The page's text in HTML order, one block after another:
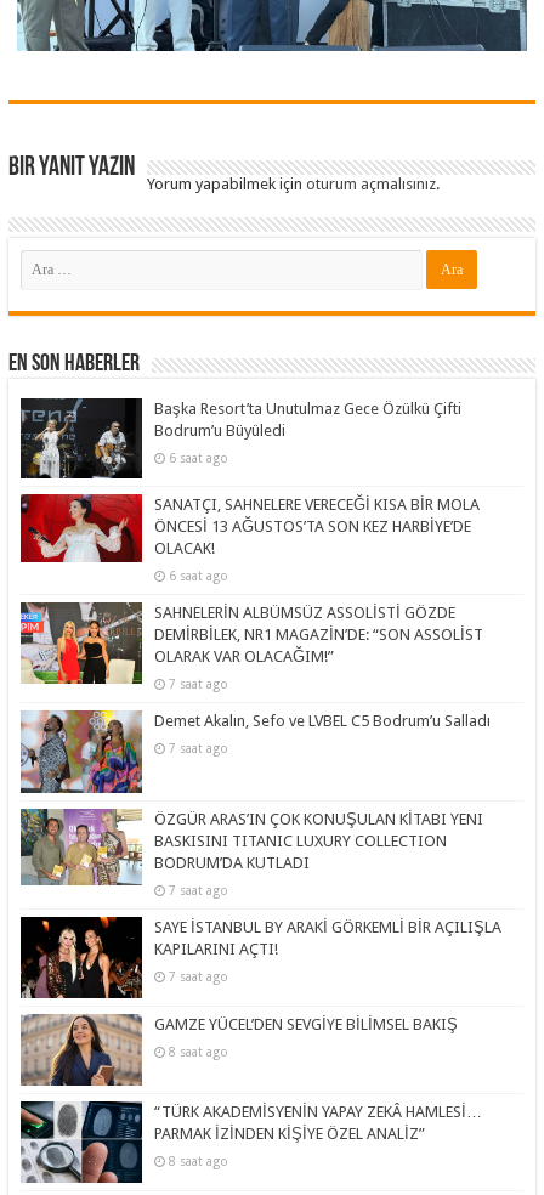
Bir yanıt yazın
Yorum yapabilmek içinoturum açmalısınız.
En Son Haberler
Başka Resort’ta Unutulmaz Gece Özülkü Çifti
Bodrum’u Büyüledi
6 saat ago
SANATÇI, SAHNELERE VERECEĞİ KISA BİR MOLA
ÖNCESİ 13 AĞUSTOS’TA SON KEZ HARBİYE’DE
OLACAK!
6 saat ago
SAHNELERİN ALBÜMSÜZ ASSOLİSTİ GÖZDE
DEMİRBİLEK, NR1 MAGAZİN’DE: “SON ASSOLİST
OLARAK VAR OLACAĞIM!”
7 saat ago
Demet Akalın, Sefo ve LVBEL C5 Bodrum’u Salladı
7 saat ago
ÖZGÜR ARAS’IN ÇOK KONUŞULAN KİTABI YENI
BASKISINI TITANIC LUXURY COLLECTION
BODRUM’DA KUTLADI
7 saat ago
SAYE İSTANBUL BY ARAKİ GÖRKEMLİ BİR AÇILIŞLA
KAPILARINI AÇTI!
7 saat ago
GAMZE YÜCEL’DEN SEVGİYE BİLİMSEL BAKIŞ
8 saat ago
“TÜRK AKADEMİSYENİN YAPAY ZEKÂ HAMLESİ…
PARMAK İZİNDEN KİŞİYE ÖZEL ANALİZ”
8 saat ago